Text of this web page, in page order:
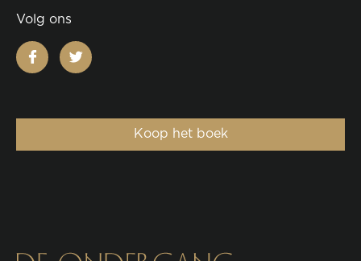
Volg ons
facebooktwitter
Koop het boek